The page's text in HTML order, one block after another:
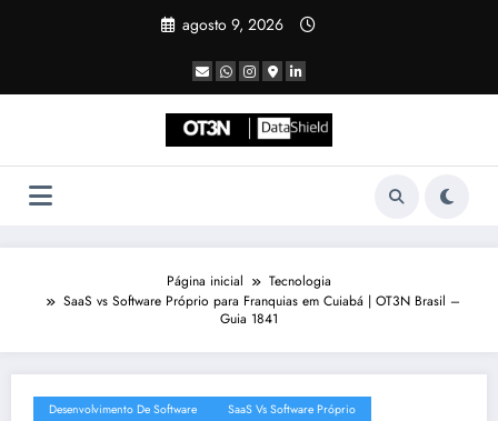
agosto 9, 2026
Página inicial
Tecnologia
SaaS vs Software Próprio para Franquias em Cuiabá | OT3N Brasil –
Guia 1841
Desenvolvimento De Software
SaaS Vs Software Próprio